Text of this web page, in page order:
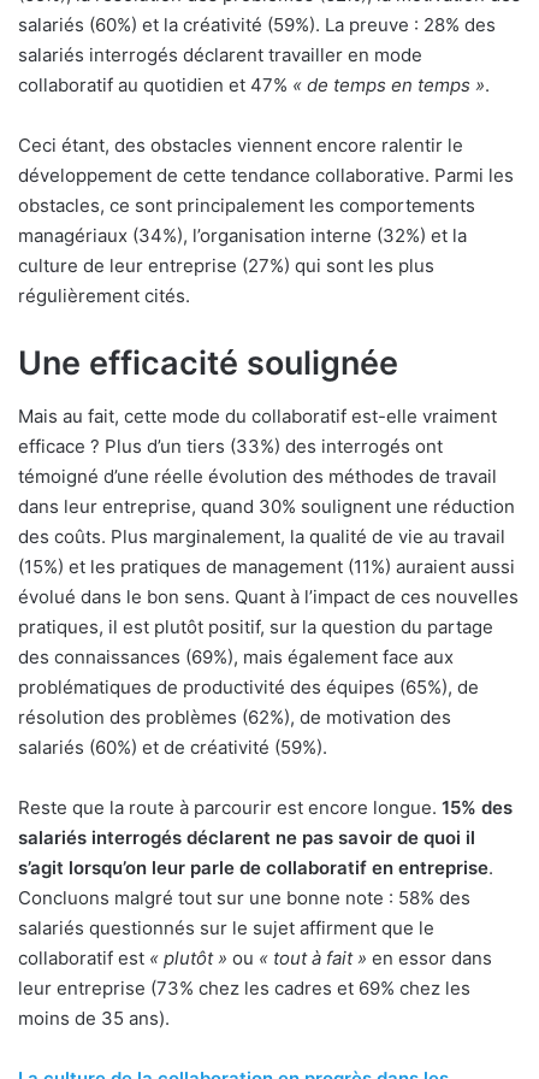
salariés (60%) et la créativité (59%). La preuve : 28% des
salariés interrogés déclarent travailler en mode
collaboratif au quotidien et 47% « de temps en temps ».
Ceci étant, des obstacles viennent encore ralentir le
développement de cette tendance collaborative. Parmi les
obstacles, ce sont principalement les comportements
managériaux (34%), l’organisation interne (32%) et la
culture de leur entreprise (27%) qui sont les plus
régulièrement cités.
Une efficacité soulignée
Mais au fait, cette mode du collaboratif est-elle vraiment
efficace ? Plus d’un tiers (33%) des interrogés ont
témoigné d’une réelle évolution des méthodes de travail
dans leur entreprise, quand 30% soulignent une réduction
des coûts. Plus marginalement, la qualité de vie au travail
(15%) et les pratiques de management (11%) auraient aussi
évolué dans le bon sens. Quant à l’impact de ces nouvelles
pratiques, il est plutôt positif, sur la question du partage
des connaissances (69%), mais également face aux
problématiques de productivité des équipes (65%), de
résolution des problèmes (62%), de motivation des
salariés (60%) et de créativité (59%).
Reste que la route à parcourir est encore longue. 15% des
salariés interrogés déclarent ne pas savoir de quoi il
s’agit lorsqu’on leur parle de collaboratif en entreprise.
Concluons malgré tout sur une bonne note : 58% des
salariés questionnés sur le sujet affirment que le
collaboratif est « plutôt » ou « tout à fait » en essor dans
leur entreprise (73% chez les cadres et 69% chez les
moins de 35 ans).